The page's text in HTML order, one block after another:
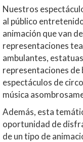
Nuestros
al público
animación que van
representaciones
ambulantes,
representaciones
espectáculos de
música
Además, esta
oportunidad de
de un tipo de